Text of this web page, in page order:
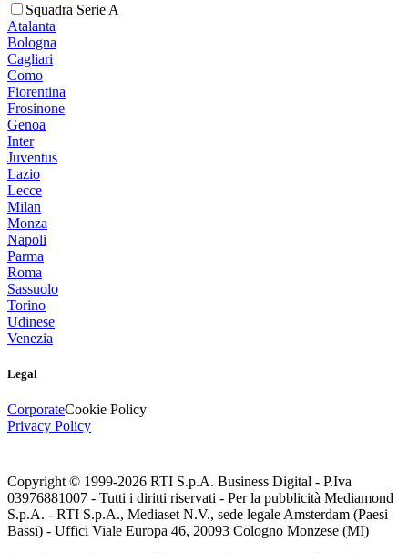
Squadra Serie A
Atalanta
Bologna
Cagliari
Como
Fiorentina
Frosinone
Genoa
Inter
Juventus
Lazio
Lecce
Milan
Monza
Napoli
Parma
Roma
Sassuolo
Torino
Udinese
Venezia
Legal
CorporateCookie Policy
Privacy Policy
Copyright © 1999-2026 RTI S.p.A. Business Digital - P.Iva
03976881007 - Tutti i diritti riservati - Per la pubblicità Mediamond
S.p.A. - RTI S.p.A., Mediaset N.V., sede legale Amsterdam (Paesi
Bassi) - Uffici Viale Europa 46, 20093 Cologno Monzese (MI)